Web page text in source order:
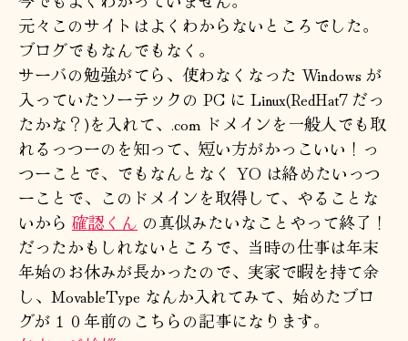
元々このサイトはよくわからないところでした。
ブログでもなんでもなく。
サーバの勉強がてら、使わなくなった Windows が
入っていたソーテックの PC に Linux(RedHat7 だっ
たかな？)を入れて、.com ドメインを一般人でも取
れるっつーのを知って、短い方がかっこいい！っ
つーことで、でもなんとなく YO は絡めたいっつ
ーことで、このドメインを取得して、やることな
いから 確認くん の真似みたいなことやって終了！
だったかもしれないところで、当時の仕事は年末
年始のお休みが長かったので、実家で暇を持て余
し、MovableType なんか入れてみて、始めたブロ
グが１０年前のこちらの記事になります。